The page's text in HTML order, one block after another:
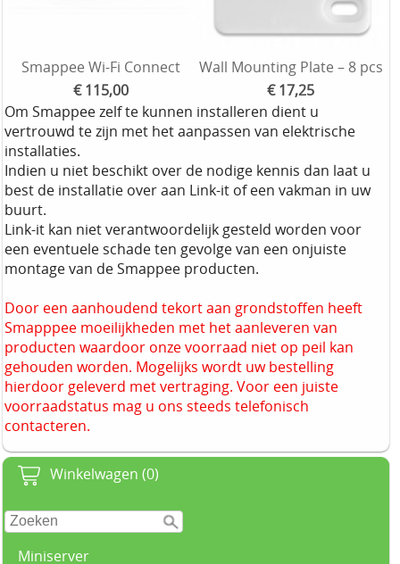
Winkelwagen (0)
Miniserver
Smappee Wi-Fi Connect
€ 115,00
Wall Mounting Plate – 8 pcs
€ 17,25
Om Smappee zelf te kunnen installeren dient u
vertrouwd te zijn met het aanpassen van elektrische
installaties.
Indien u niet beschikt over de nodige kennis dan laat u
best de installatie over aan Link-it of een vakman in uw
buurt.
Link-it kan niet verantwoordelijk gesteld worden voor
een eventuele schade ten gevolge van een onjuiste
montage van de Smappee producten.
Door een aanhoudend tekort aan grondstoffen heeft
Smapppee moeilijkheden met het aanleveren van
producten waardoor onze voorraad niet op peil kan
gehouden worden. Mogelijks wordt uw bestelling
hierdoor geleverd met vertraging. Voor een juiste
voorraadstatus mag u ons steeds telefonisch
contacteren.